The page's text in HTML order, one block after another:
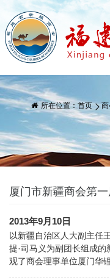
所在位置： 首页
厦门市新疆商会第
2013年9月10日
以新疆自治区人大副主任
提·司马义为副团长组成
观了商会理事单位厦门华